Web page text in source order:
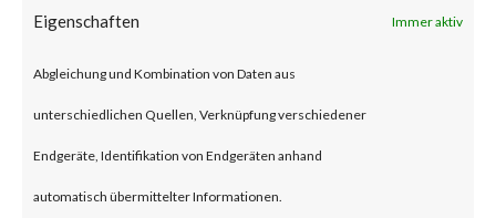
Eigenschaften Immer aktiv
Abgleichung und Kombination von Daten aus
unterschiedlichen Quellen, Verknüpfung verschiedener
Endgeräte, Identifikation von Endgeräten anhand
automatisch übermittelter Informationen.
remote commands.BlackLotus
leverages CVE-2022-21894
(Secure Boot Security Feature
Bypass vulnerability) to bypass
UEFI Secure Boot. While the